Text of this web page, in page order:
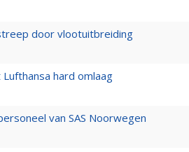
door vlootuitbreiding
hard omlaag
van SAS Noorwegen